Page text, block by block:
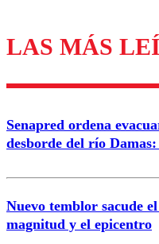
Los comentarios
Correo
LAS MÁS
Senapred ordena
desborde del río
Nuevo temblor sacude
magnitud y el epicentro